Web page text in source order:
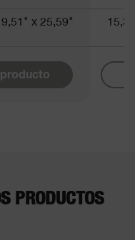
x 25,59"
producto
PRODUCTOS